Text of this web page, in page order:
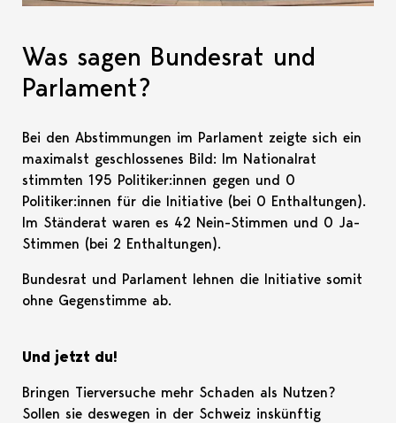
Was sagen Bundesrat und
Parlament?
Bei den Abstimmungen im Parlament zeigte sich ein
maximalst geschlossenes Bild: Im Nationalrat
stimmten 195 Politiker:innen gegen und 0
Politiker:innen für die Initiative (bei 0 Enthaltungen).
Im Ständerat waren es 42 Nein-Stimmen und 0 Ja-
Stimmen (bei 2 Enthaltungen).
Bundesrat und Parlament lehnen die Initiative somit
ohne Gegenstimme ab.
Und jetzt du!
Bringen Tierversuche mehr Schaden als Nutzen?
Sollen sie deswegen in der Schweiz inskünftig